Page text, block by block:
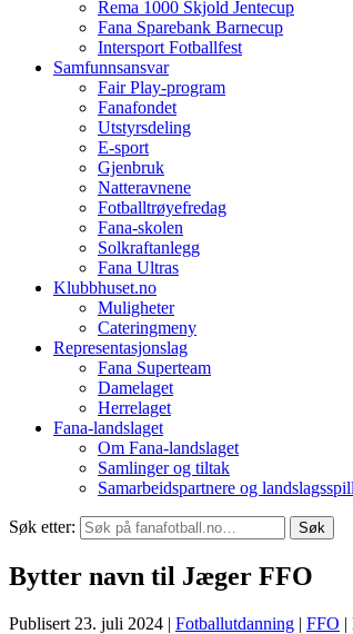
Rema 1000 Skjold Jentecup
Fana Sparebank Barnecup
Intersport Fotballfest
Samfunnsansvar
Fair Play-program
Fanafondet
Utstyrsdeling
E-sport
Gjenbruk
Natteravnene
Fotballtrøyefredag
Fana-skolen
Solkraftanlegg
Fana Ultras
Klubbhuset.no
Muligheter
Cateringmeny
Representasjonslag
Fana Superteam
Damelaget
Herrelaget
Fana-landslaget
Om Fana-landslaget
Samlinger og tiltak
Samarbeidspartnere og
Søk etter:
Bytter navn til Jæger FFO
Publisert 23. juli 2024 | Fotballutdanning | FFO |